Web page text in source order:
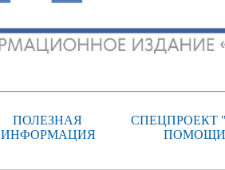
ПОЛЕЗНАЯ
ИНФОРМАЦИЯ
СПЕЦПРОЕКТ